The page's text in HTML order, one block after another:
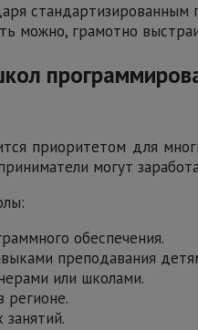
можно, грамотно
приоритетом для
могут
обеспечения.
преподавания
или школами.
регионе.